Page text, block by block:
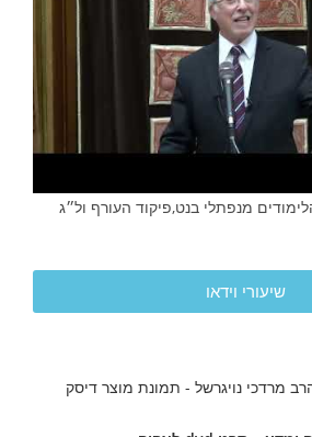
מנפתלי בנט,פיקוד העורף ול״ג
שיעורי וידאו